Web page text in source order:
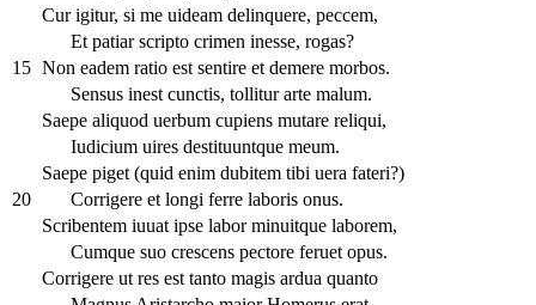
Cur igitur, si me uideam delinquere, peccem,
Et patiar scripto crimen inesse, rogas?
15 Non eadem ratio est sentire et demere morbos.
Sensus inest cunctis, tollitur arte malum.
Saepe aliquod uerbum cupiens mutare reliqui,
Iudicium uires destituuntque meum.
Saepe piget (quid enim dubitem tibi uera fateri?)
20
Corrigere et longi ferre laboris onus.
Scribentem iuuat ipse labor minuitque laborem,
Cumque suo crescens pectore feruet opus.
Corrigere ut res est tanto magis ardua quanto